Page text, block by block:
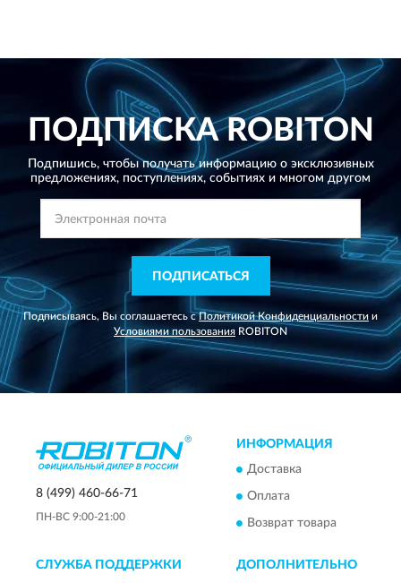
ПОДПИСКАROBITON
Подпишись, чтобы получать информацию о эксклюзивных
предложениях, поступлениях, событиях и многом другом
ПОДПИСАТЬСЯ
Подписываясь, Вы соглашаетесь сПолитикой Конфиденциальности и
Условиями пользования ROBITON
8 (499) 460-66-71
ПН-ВС 9:00-21:00
ИНФОРМАЦИЯ
Доставка
Оплата
Возврат товара
СЛУЖБА ПОДДЕРЖКИ ДОПОЛНИТЕЛЬНО